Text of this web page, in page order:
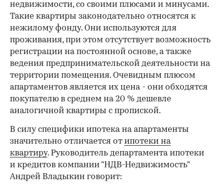
недвижимости, со своими плюсами и минусами.
Такие квартиры законодательно относятся к
нежилому фонду. Они используются для
проживания, при этом отсутствует возможность
регистрации на постоянной основе, а также
ведения предпринимательской деятельности на
территории помещения. Очевидным плюсом
апартаментов является их цена - они обходятся
покупателю в среднем на 20 % дешевле
аналогичной квартиры с пропиской.
В силу специфики ипотека на апартаменты
значительно отличается от ипотеки на
квартиру. Руководитель департамента ипотеки
и кредитов компании "НДВ-Недвижимость"
Андрей Владыкин говорит: